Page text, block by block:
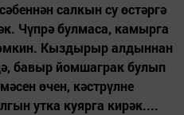
салкын су өстәргә
Чүпрә булмаса, камырга
Кыздырыр алдыннан
бавыр йомшаграк булып
өчен, кәстрүлне
утка куярга кирәк....